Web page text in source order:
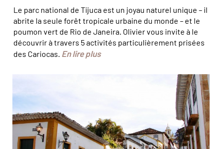
Le parc national de Tijuca est un joyau naturel unique – il
abrite la seule forêt tropicale urbaine du monde – et le
poumon vert de Rio de Janeira. Olivier vous invite à le
découvrir à travers 5 activités particulièrement prisées
des Cariocas. En lire plus